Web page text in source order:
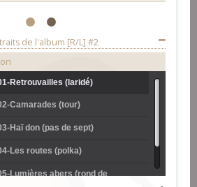
1 2
de l'album [R/L] #2
Retrouvailles (laridé)
Camarades (tour)
Haï don (pas de sept)
Les routes (polka)
Lumières abers (rond de